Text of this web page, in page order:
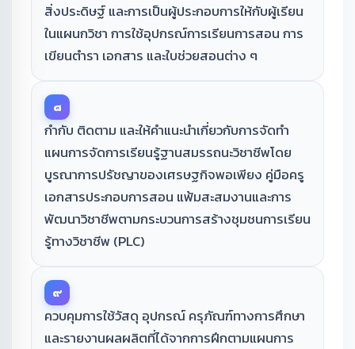
สิ่งประดิษฐ์ และการเป็นผู้ประกอบการให้กับผู้เรียน
ในแผนกวิชา การใช้อุปกรณ์การเรียนการสอน การ
เขียนตำรา เอกสาร และใบช่วยสอนต่าง ๆ
๘
กำกับ ติดตาม และให้คำแนะนำเกี่ยวกับการจัดทำ
แผนการจัดการเรียนรู้ฐานสมรรถนะวิชาชีพโดย
บูรณาการปรัชญาของเศรษฐกิจพอเพียง คู่มือครู
เอกสารประกอบการสอน แฟ้มสะสมงานและการ
พัฒนาวิชาชีพตามกระบวนการสร้างชุมชนการเรียน
รู้ทางวิชาชีพ (PLC)
๙
ควบคุมการใช้วัสดุ อุปกรณ์ ครุภัณฑ์ทางการศึกษา
และรายงานผลผลิตที่ได้จากการฝึกตามแผนการ